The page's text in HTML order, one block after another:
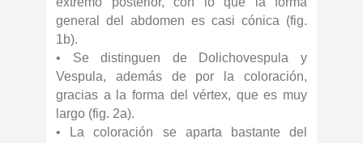
general del abdomen es casi cónica (fig.
1b).
• Se distinguen de Dolichovespula y
Vespula, además de por la coloración,
gracias a la forma del vértex, que es muy
largo (fig. 2a).
• La coloración se aparta bastante del